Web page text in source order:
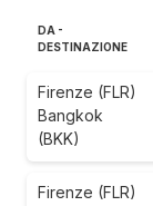
DA -
DESTINAZIONE
Firenze (FLR)
Bangkok
(BKK)
Firenze (FLR)